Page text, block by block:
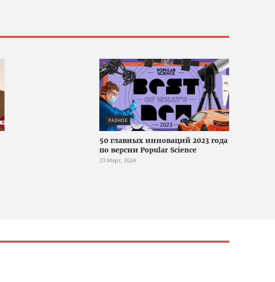
РАЗНОЕ
50 главных инноваций 2023 года
по версии Popular Science
23 Март, 2024